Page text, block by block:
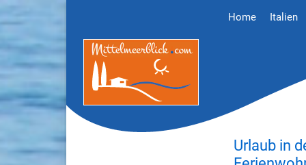
Home Italien
Urlaub in